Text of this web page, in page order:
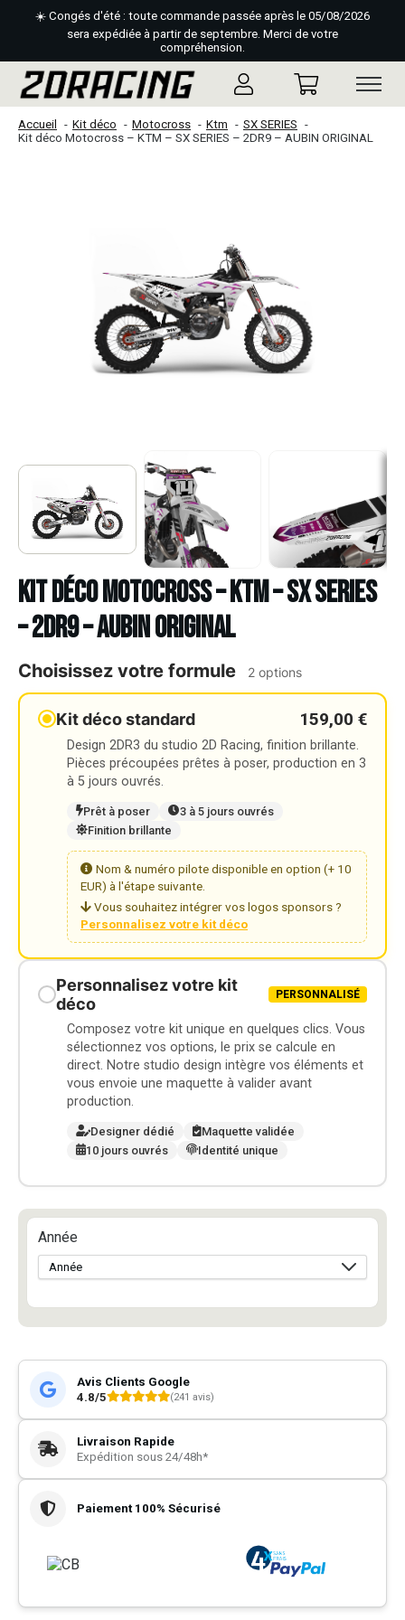
☀️ Congés d'été : toute commande passée après le 05/08/2026
sera expédiée à partir de septembre. Merci de votre
compréhension.
Accueil Kit déco Motocross Ktm
SX SERIES
Kit déco Motocross – KTM – SX SERIES – 2DR9 – AUBIN ORIGINAL
Kit déco Motocross – KTM – SX SERIES
– 2DR9 – AUBIN ORIGINAL
Choisissez votre formule 2 options
Kit déco standard 159,00 €
Design 2DR3 du studio 2D Racing, finition brillante.
Pièces précoupées prêtes à poser, production en 3
à 5 jours ouvrés.
Prêt à poser
3 à 5 jours ouvrés
Finition brillante
Nom & numéro pilote disponible en option (+ 10
EUR) à l'étape suivante.
Vous souhaitez intégrer vos logos sponsors ?
Personnalisez votre kit déco
Personnalisez votre kit
déco
PERSONNALISÉ
Composez votre kit unique en quelques clics. Vous
sélectionnez vos options, le prix se calcule en
direct. Notre studio design intègre vos éléments et
vous envoie une maquette à valider avant
production.
Designer dédié
Maquette validée
10 jours ouvrés
Identité unique
Année
Avis Clients Google
4.8/5
(241 avis)
Livraison Rapide
Expédition sous 24/48h*
Paiement 100% Sécurisé